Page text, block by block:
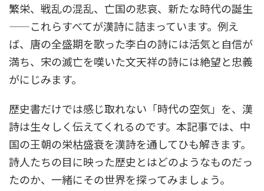
繁栄、戦乱の混乱、亡国の悲哀、新たな時代の誕生
——これらすべてが漢詩に詰まっています。例え
ば、唐の全盛期を歌った李白の詩には活気と自信が
満ち、宋の滅亡を嘆いた文天祥の詩には絶望と忠義
がにじみます。
歴史書だけでは感じ取れない「時代の空気」を、漢
詩は生々しく伝えてくれるのです。本記事では、中
国の王朝の栄枯盛衰を漢詩を通してひも解きます。
詩人たちの目に映った歴史とはどのようなものだっ
たのか、一緒にその世界を探ってみましょう。